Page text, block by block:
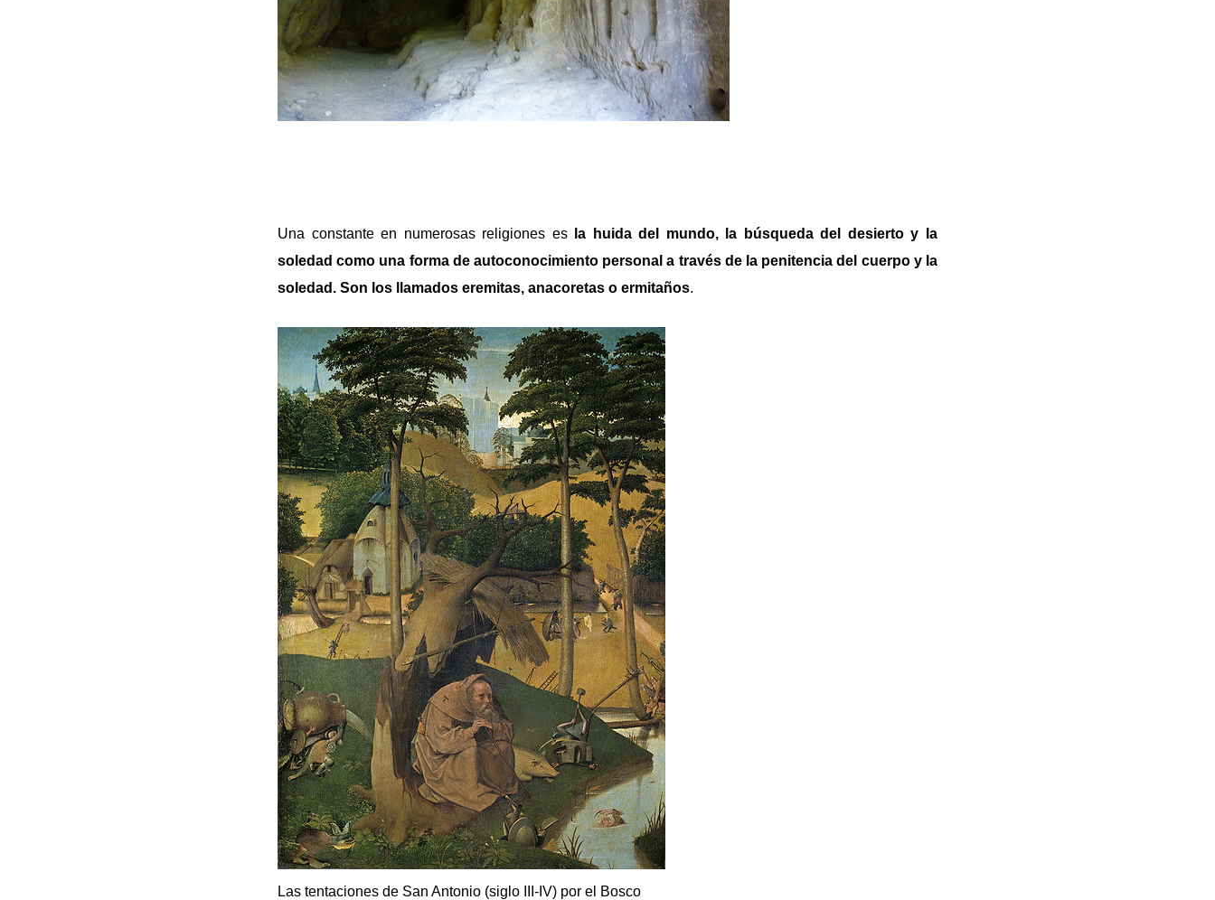
Una constante en numerosas religiones es
la huida del mundo, la búsqueda del desierto y la
soledad como una forma de autoconocimiento personal a través de la penitencia del cuerpo y la
soledad. Son los llamados eremitas, anacoretas o ermitaños.
Las tentaciones de San Antonio (siglo III-IV) por el Bosco